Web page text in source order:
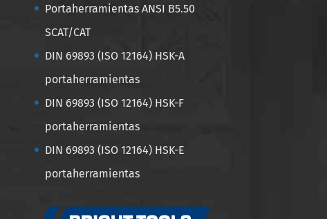
Portaherramientas ANSI B5.50
SCAT/CAT
DIN 69893 (ISO 12164) HSK-A
portaherramientas
DIN 69893 (ISO 12164) HSK-F
portaherramientas
DIN 69893 (ISO 12164) HSK-E
portaherramientas